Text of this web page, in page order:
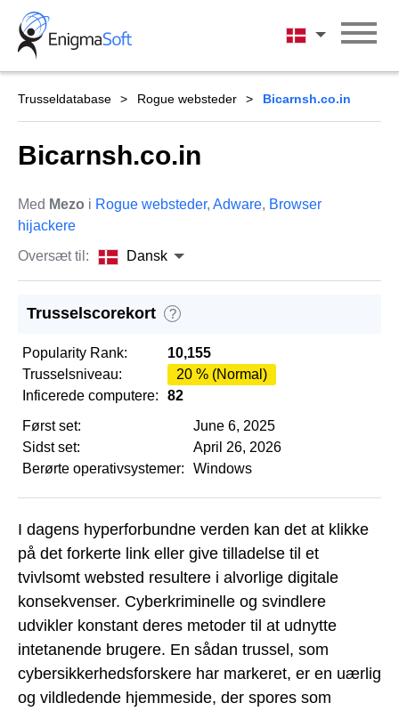
Skip
content
Dansk
Trusseldatabase Rogue websteder Bicarnsh.co.in
Bicarnsh.co.in
Med Mezo i Rogue websteder, Adware, Browser
hijackere
Oversæt til:
Dansk
Trusselscorekort ?
Popularity Rank:
10,155
Trusselsniveau:
20 % (Normal)
Inficerede computere:
82
Først set:
June 6, 2025
Sidst set:
April 26, 2026
Berørte operativsystemer:
Windows
I dagens hyperforbundne verden kan det at klikke
på det forkerte link eller give tilladelse til et
tvivlsomt websted resultere i alvorlige digitale
konsekvenser. Cyberkriminelle og svindlere
udvikler konstant deres metoder til at udnytte
intetanende brugere. En sådan trussel, som
cybersikkerhedsforskere har markeret, er en uærlig
og vildledende hjemmeside, der spores som